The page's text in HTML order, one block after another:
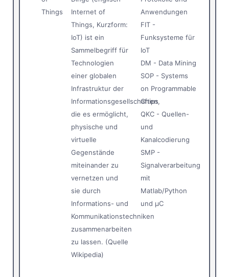
Things
Internet of
Things, Kurzform:
IoT) ist ein
Sammelbegriff für
Technologien
einer globalen
Infrastruktur der
Informationsgesellschaften,
die es ermöglicht,
physische und
virtuelle
Gegenstände
miteinander zu
vernetzen und
sie durch
Informations- und
Kommunikationstechniken
zusammenarbeiten
zu lassen. (Quelle
Wikipedia)
Anwendungen
FIT -
Funksysteme für
IoT
DM - Data Mining
SOP - Systems
on Programmable
Chips
QKC - Quellen-
und
Kanalcodierung
SMP -
Signalverarbeitung
mit
Matlab/Python
und µC